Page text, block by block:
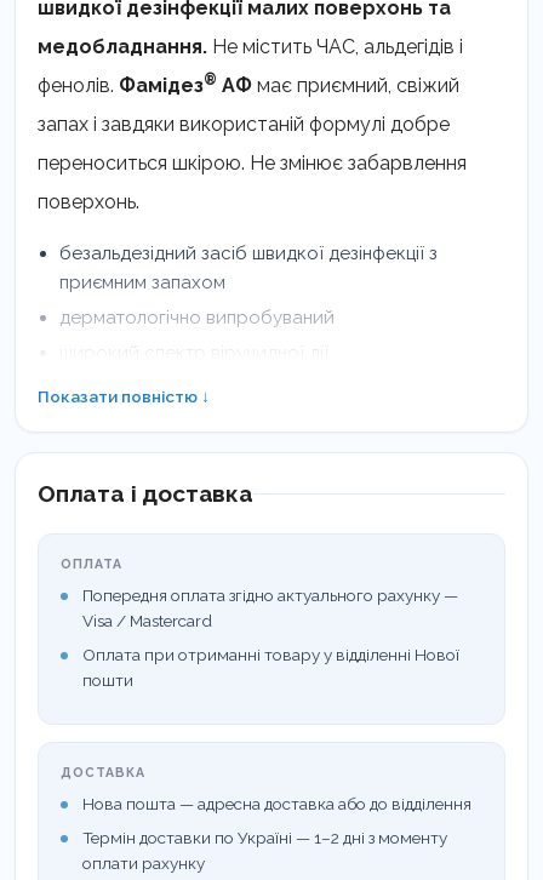
швидкої дезінфекції малих поверхонь та
медобладнання. Не містить ЧАС, альдегідів і
фенолів. Фамідез® АФ має приємний, свіжий
запах і завдяки використаній формулі добре
переноситься шкірою. Не змінює забарвлення
поверхонь.
безальдезідний засіб швидкої дезінфекції з
приємним запахом
дерматологічно випробуваний
широкий спектр віруцидної дії
не містить ЧАС, фенолів і альдегідів
відстані не менше 30 см або протерти
серветкою, змоченою засобом. Витримати 30
нальоту.
поверхонь:
- у лікарській, зуболікарській практиці (напр.
Показати повністю ↓
Оплата і доставка
ОПЛАТА
Попередня оплата згідно актуального рахунку —
Visa / Mastercard
Оплата при отриманні товару у відділенні Нової
пошти
ДОСТАВКА
Нова пошта — адресна доставка або до відділення
Термін доставки по Україні — 1–2 дні з моменту
оплати рахунку